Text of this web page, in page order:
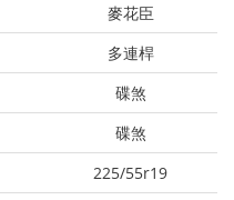
麥花臣
多連桿
碟煞
碟煞
225/55r19